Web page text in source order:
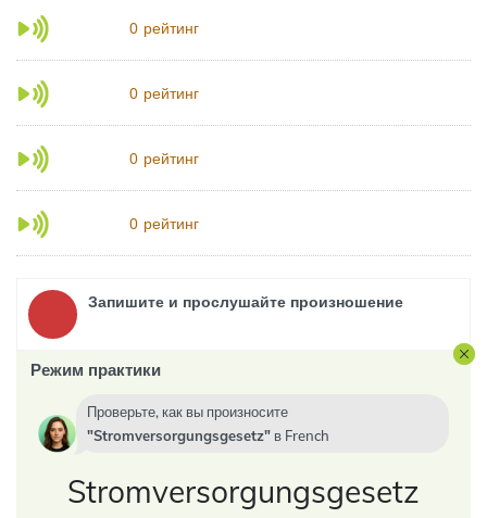
0 рейтинг
0 рейтинг
0 рейтинг
0 рейтинг
Запишите и прослушайте произношение
Режим практики
Проверьте, как вы произносите
Stromversorgungsgesetz
в French
Stromversorgungsgesetz